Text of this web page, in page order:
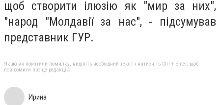
щоб створити ілюзію як "мир за них",
"народ "Молдавії за нас", - підсумував
представник ГУР.
Якщо ви помітили помилку, виділіть необхідний текст і натисніть Ctrl + Enter, щоб
повідомити про це редакцію
Ирина